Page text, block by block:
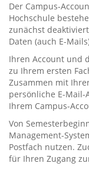
Der Campus-
Hochschule
zunächst
Daten (auch E-
Ihren Account und
zu Ihrem ersten
Zusammen mit
persönliche E-Mail-
Ihrem Campus-
Von
Management-
Postfach nutzen.
für Ihren Zugang